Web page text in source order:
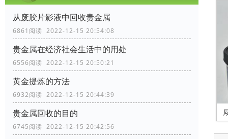
从废胶片影液中回收贵金属
6861阅读 2022-12-15 20:54:08
贵金属在经济社会生活中的用处
6556阅读 2022-12-15 20:50:21
黄金提炼的方法
6932阅读 2022-12-15 20:44:39
贵金属回收的目的
6745阅读 2022-12-15 20:42:56